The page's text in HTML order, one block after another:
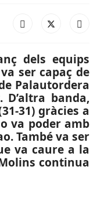
dels equips
ser capaç de
Palautordera
banda,
31) gràcies a
va poder amb
També va ser
va caure a la
continua